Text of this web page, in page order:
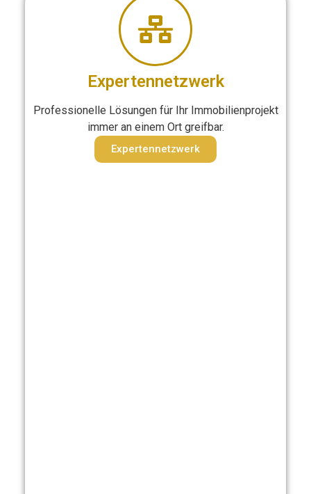
Expertennetzwerk
Professionelle Lösungen für Ihr Immobilienprojekt
immer an einem Ort greifbar.
Expertennetzwerk